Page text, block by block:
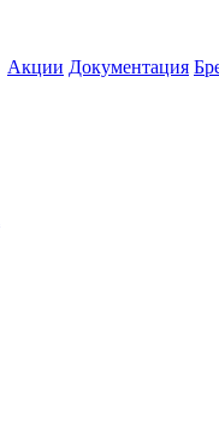
Акции Документация